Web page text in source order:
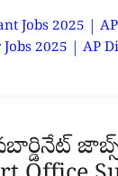
Jobs 2025 |
2025 | AP